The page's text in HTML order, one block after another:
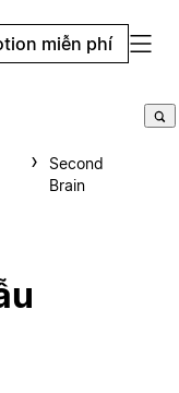
miễn phí
Second
Brain